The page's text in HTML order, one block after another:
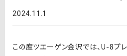
2024.11.1
この度ツエーゲン金沢では、U-8プレ